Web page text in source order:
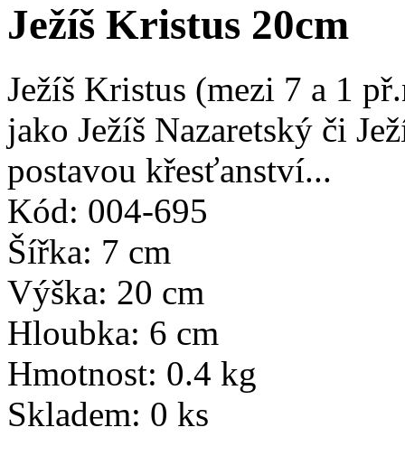
Ježíš Kristus 20cm
Ježíš Kristus (mezi 7 a 1
jako Ježíš Nazaretský či
postavou křesťanství...
Kód: 004-695
Šířka: 7 cm
Výška: 20 cm
Hloubka: 6 cm
Hmotnost: 0.4 kg
Skladem: 0 ks